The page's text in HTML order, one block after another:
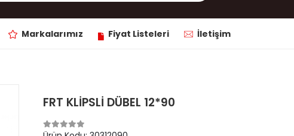
Markalarımız Fiyat Listeleri İletişim
FRT KLİPSLİ DÜBEL 12*90